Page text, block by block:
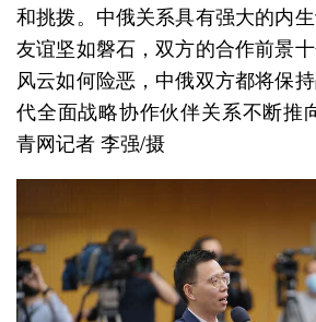
和挑拨。中俄关系具有强大的内
友谊坚如磐石，双方的合作前景
风云如何险恶，中俄双方都将保
代全面战略协作伙伴关系不断推
青网记者 李强/摄